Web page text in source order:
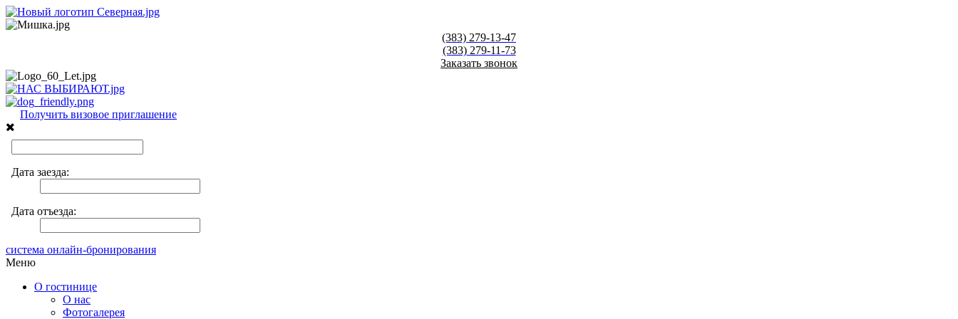
(383) 279-13-47
(383)279-11-73
Заказать звонок
Получить визовое приглашение
система онлайн-бронирования
Меню
О гостинице
О нас
Фотогалерея